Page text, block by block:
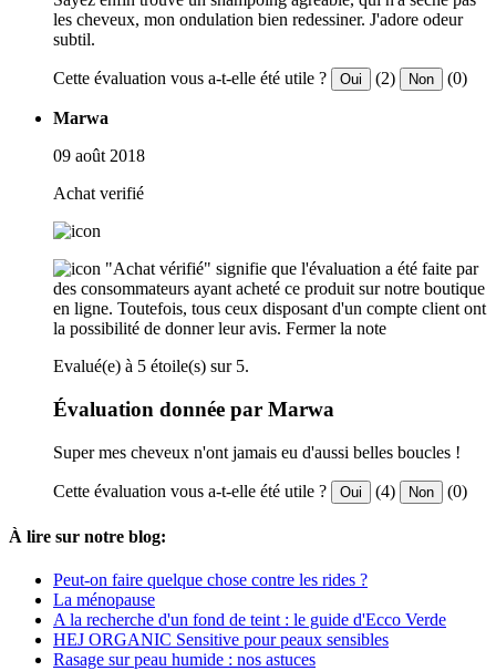
les cheveux, mon ondulation bien redessiner. J'adore odeur
subtil.
Cette évaluation vous a-t-elle été utile ? Oui (2) Non (0)
Marwa
09 août 2018
Achat verifié
"Achat vérifié" signifie que l'évaluation a été faite par
des consommateurs ayant acheté ce produit sur notre boutique
en ligne. Toutefois, tous ceux disposant d'un compte client ont
la possibilité de donner leur avis. Fermer la note
Evalué(e) à 5 étoile(s) sur 5.
Évaluation donnée par Marwa
Super mes cheveux n'ont jamais eu d'aussi belles boucles !
Cette évaluation vous a-t-elle été utile ? Oui (4) Non (0)
À lire sur notre blog:
Peut-on faire quelque chose contre les rides ?
La ménopause
A la recherche d'un fond de teint : le guide d'Ecco Verde
HEJ ORGANIC Sensitive pour peaux sensibles
Rasage sur peau humide : nos astuces